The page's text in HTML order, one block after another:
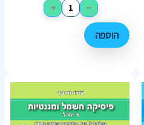
−
+
הוספה